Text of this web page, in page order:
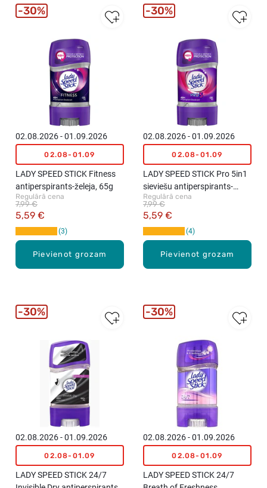
Pievienot grozam
02.08.2026 - 01.09.2026
02.08-01.09
LADY SPEED STICK Fitness
antiperspirants-želeja, 65g
Regulārā cena
5,59 €
7,99 €
3
30%
Pievienot grozam
02.08.2026 - 01.09.2026
02.08-01.09
LADY SPEED STICK Pro 5in1
sieviešu antiperspirants-
želeja, 65ml
Regulārā cena
5,59 €
7,99 €
4
30%
02.08.2026 - 01.09.2026
02.08-01.09
LADY SPEED STICK 24/7
30%
02.08.2026 - 01.09.2026
02.08-01.09
LADY SPEED STICK 24/7
30%